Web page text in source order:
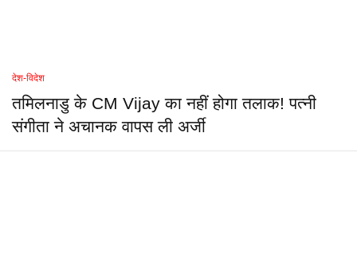
देश-विदेश
तमिलनाडु के CM Vijay का नहीं होगा तलाक! पत्नी
संगीता ने अचानक वापस ली अर्जी